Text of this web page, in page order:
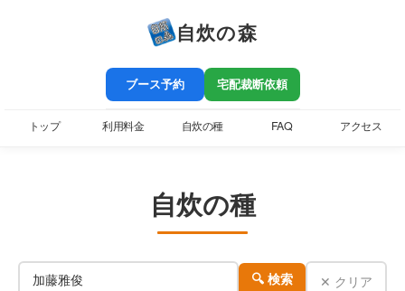
自炊の森
ブース予約 宅配裁断依頼
トップ 利用料金 自炊の種 FAQ アクセス
自炊の種
🔍 検索 ✕ クリア